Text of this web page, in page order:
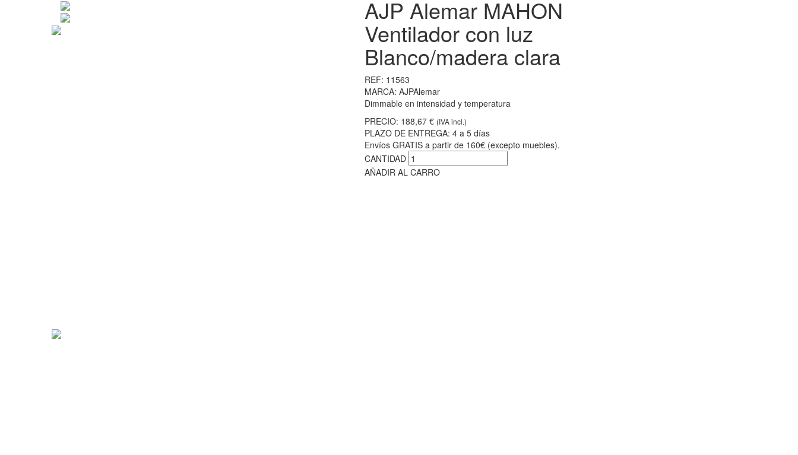
AJP Alemar MAHON
Ventilador con luz
Blanco/madera clara
REF: 11563
MARCA: AJPAlemar
Dimmable en intensidad y temperatura
PRECIO: 188,67 € (IVA incl.)
PLAZO DE ENTREGA: 4 a 5 días
Envíos GRATIS a partir de 160€ (excepto muebles).
CANTIDAD
AÑADIR AL CARRO